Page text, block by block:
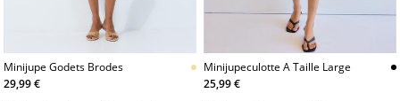
Minijupe Godets Brodes
29,99 €
Minijupeculotte A Taille Large
25,99 €